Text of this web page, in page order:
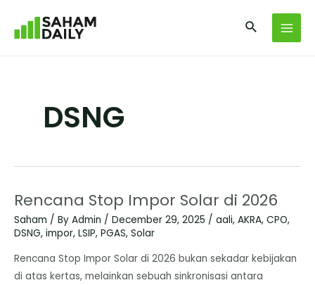
DSNG
Rencana Stop Impor Solar di 2026
Saham / By Admin / December 29, 2025 / aali, AKRA, CPO,
DSNG, impor, LSIP, PGAS, Solar
Rencana Stop Impor Solar di 2026 bukan sekadar kebijakan
di atas kertas, melainkan sebuah sinkronisasi antara